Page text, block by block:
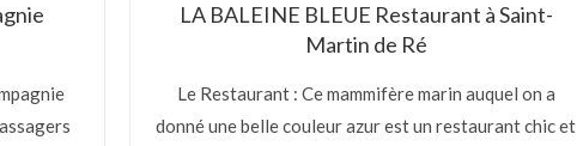
LA BALEINE BLEUE Restaurant à Saint-
Martin de Ré
Le Restaurant : Ce mammifère marin auquel on a
donné une belle couleur azur est un restaurant chic et